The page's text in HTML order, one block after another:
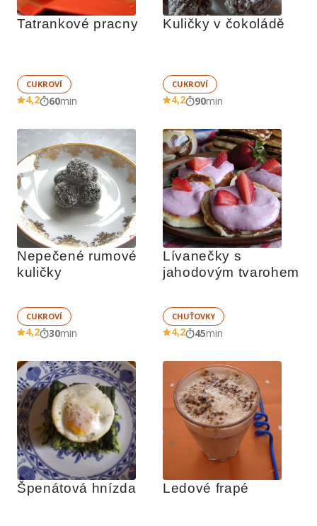
Tatrankové pracny
CUKROVÍ
4,2 60min
Kuličky v čokoládě
CUKROVÍ
4,2 90min
Nepečené rumové
kuličky
CUKROVÍ
4,2 30min
Lívanečky s
jahodovým tvarohem
CHUŤOVKY
4,2 45min
Špenátová hnízda Ledové frapé